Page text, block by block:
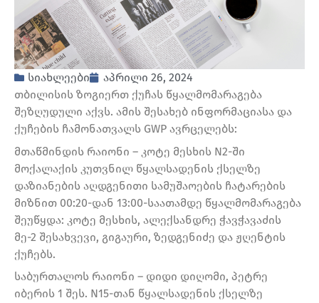
სიახლეები
აპრილი 26, 2024
თბილისის ზოგიერთ ქუჩას წყალმომარაგება
შეზღუდული აქვს. ამის შესახებ ინფორმაციასა და
ქუჩების ჩამონათვალს GWP ავრცელებს:
მთაწმინდის რაიონი – კოტე მესხის N2-ში
მოქალაქის კუთვნილ წყალსადენის ქსელზე
დაზიანების აღდგენითი სამუშაოების ჩატარების
მიზნით 00:20-დან 13:00-საათამდე წყალმომარაგება
შეუწყდა: კოტე მესხის, ალექსანდრე ჭავჭავაძის
მე-2 შესახვევი, გიგაური, ზედგენიძე და ჟღენტის
ქუჩებს.
საბურთალოს რაიონი – დიდი დიღომი, პეტრე
იბერის 1 შეს. N15-თან წყალსადენის ქსელზე